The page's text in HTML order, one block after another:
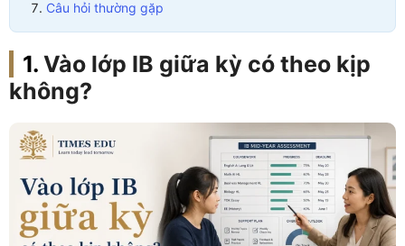
Câu hỏi thường gặp
Vào lớp IB giữa kỳ có theo kịp
không?